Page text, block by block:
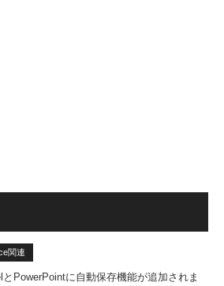
関連
とPowerPointに自動保存機能が追加されま